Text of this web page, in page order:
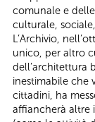
comunale e
culturale,
L’Archivio,
unico, per altro
dell’architettura
inestimabile che
cittadini, ha
affiancherà altre